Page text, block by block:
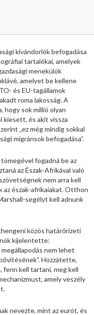
kivándorlók befogadása
tartalékai, amelyek
menekülök
amelyet be kellene
és EU-tagállamok
roma lakosság. A
hogy sok millió olyan
kiesett, és akit vissza
„ez még mindig sokkal
migránsok befogadása”.
fogadná be az
az Észak-Afrikával való
nem arra kell
az észak-afrikaiakat. Otthon
segélyt kell adnunk
közös határőrizeti
kijelentette:
nem lehet
Hozzátette,
fenn kell tartani, meg kell
amely veszély
nevezte, mint az eurót, és